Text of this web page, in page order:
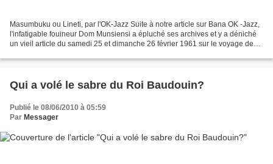
Masumbuku ou Lineti, par l'OK-Jazz Suite à notre article sur Bana OK -Jazz,
l'infatigable fouineur Dom Munsiensi a épluché ses archives et y a déniché
un vieil article du samedi 25 et dimanche 26 février 1961 sur le voyage de
Qui a volé le sabre du Roi Baudouin?
Publié le 08/06/2010 à 05:59
Par Messager